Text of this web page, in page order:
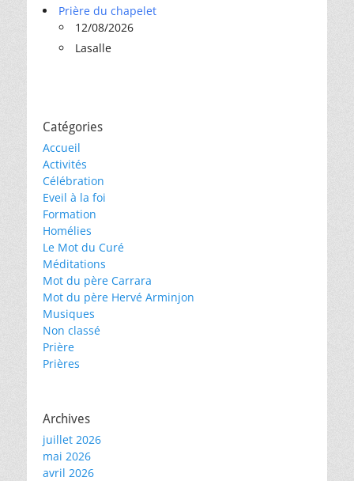
Prière du chapelet
12/08/2026
Lasalle
Catégories
Accueil
Activités
Célébration
Eveil à la foi
Formation
Homélies
Le Mot du Curé
Méditations
Mot du père Carrara
Mot du père Hervé Arminjon
Musiques
Non classé
Prière
Prières
Archives
juillet 2026
mai 2026
avril 2026